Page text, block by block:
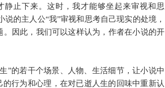
止下来。这时，我才能够坐起来审视和思
的主人公“我”审视和思考自己现实的处境，
因此，我们可以这样认为，作者在小说的开
”的若干个场景、人物、生活细节，让小说中
行为和心理，在对已逝人生的回味中重新认